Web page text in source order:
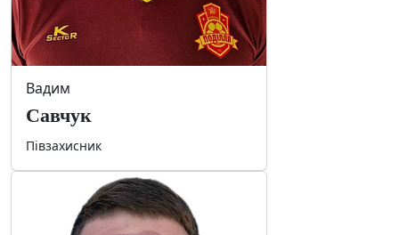
Вадим
Савчук
Півзахисник